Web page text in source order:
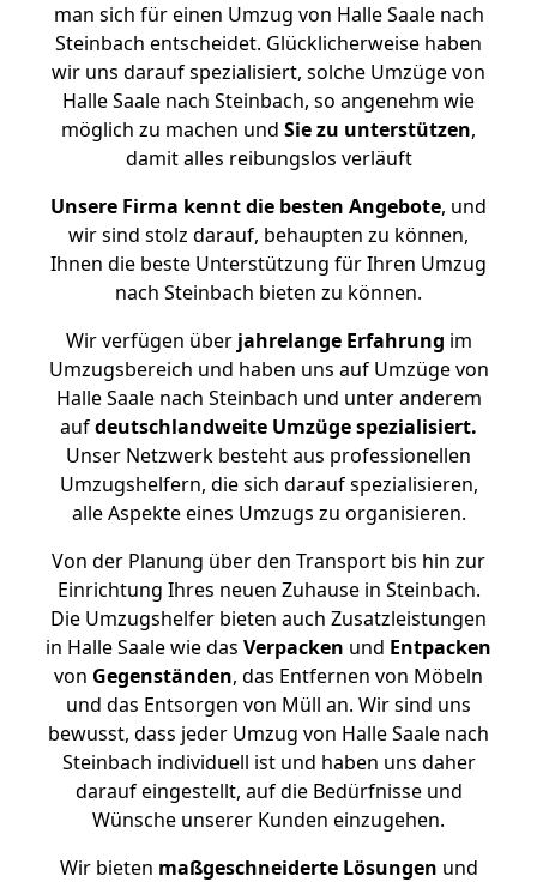
man sich für einen Umzug von Halle Saale nach
Steinbach entscheidet. Glücklicherweise haben
wir uns darauf spezialisiert, solche Umzüge von
Halle Saale nach Steinbach, so angenehm wie
möglich zu machen und Sie zu unterstützen,
damit alles reibungslos verläuft
Unsere Firma kennt die besten Angebote, und
wir sind stolz darauf, behaupten zu können,
Ihnen die beste Unterstützung für Ihren Umzug
nach Steinbach bieten zu können.
Wir verfügen überjahrelange Erfahrung im
Umzugsbereich und haben uns auf Umzüge von
Halle Saale nach Steinbach und unter anderem
aufdeutschlandweite Umzüge spezialisiert.
Unser Netzwerk besteht aus professionellen
Umzugshelfern, die sich darauf spezialisieren,
alle Aspekte eines Umzugs zu organisieren.
Von der Planung über den Transport bis hin zur
Einrichtung Ihres neuen Zuhause in Steinbach.
Die Umzugshelfer bieten auch Zusatzleistungen
in Halle Saale wie das Verpacken und Entpacken
von Gegenständen, das Entfernen von Möbeln
und das Entsorgen von Müll an. Wir sind uns
bewusst, dass jeder Umzug von Halle Saale nach
Steinbach individuell ist und haben uns daher
darauf eingestellt, auf die Bedürfnisse und
Wünsche unserer Kunden einzugehen.
Wir bieten maßgeschneiderte Lösungen und